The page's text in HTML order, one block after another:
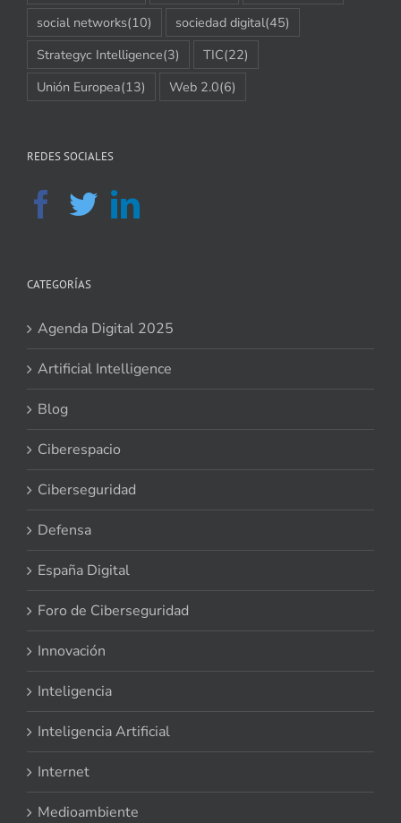
social networks(10) sociedad digital(45)
Strategyc Intelligence(3) TIC(22)
Unión Europea(13) Web 2.0(6)
REDES SOCIALES
CATEGORÍAS
Agenda Digital 2025
Artificial Intelligence
Blog
Ciberespacio
Ciberseguridad
Defensa
España Digital
Foro de Ciberseguridad
Innovación
Inteligencia
Inteligencia Artificial
Internet
Medioambiente